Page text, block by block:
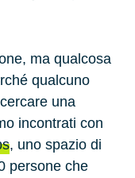
ma qualcosa
qualcuno
una
incontrati con
, uno spazio di
persone che